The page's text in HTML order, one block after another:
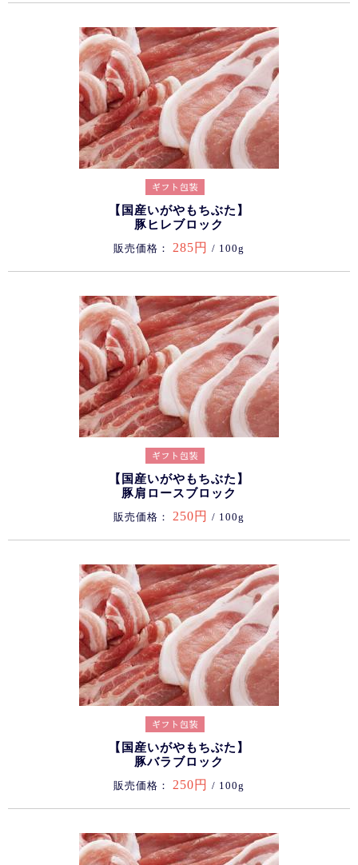
【国産いがやもちぶた】
豚ヒレブロック
販売価格： 285円 / 100g
【国産いがやもちぶた】
豚肩ロースブロック
販売価格： 250円 / 100g
【国産いがやもちぶた】
豚バラブロック
販売価格： 250円 / 100g